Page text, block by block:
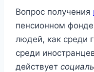
Вопрос получения
пенсионном
людей, как среди
среди
действует